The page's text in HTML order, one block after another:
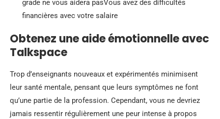
grade ne vous aidera pasVous avez des difficultés
financières avec votre salaire
Obtenez une aide émotionnelle avec
Talkspace
Trop d’enseignants nouveaux et expérimentés minimisent
leur santé mentale, pensant que leurs symptômes ne font
qu’une partie de la profession. Cependant, vous ne devriez
jamais ressentir régulièrement une peur intense à propos